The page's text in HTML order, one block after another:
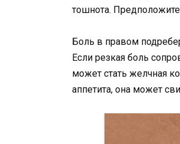
тошнота.
Боль в правом
Если резкая боль
может стать желчная
аппетита, она может